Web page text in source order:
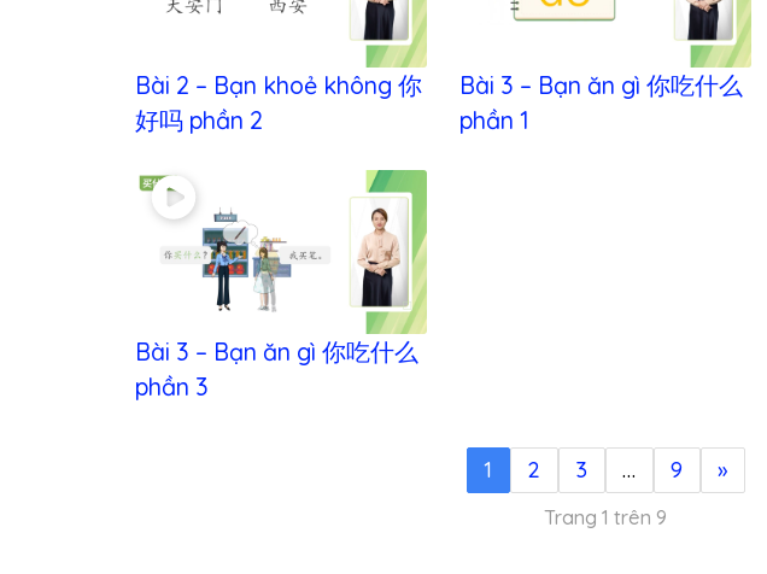
Bài 2 – Bạn khoẻ không 你
好吗 phần 2
Bài 3 – Bạn ăn gì 你吃什么
phần 1
Bài 3 – Bạn ăn gì 你吃什么
phần 3
1 2 3 … 9 »
Trang 1 trên 9